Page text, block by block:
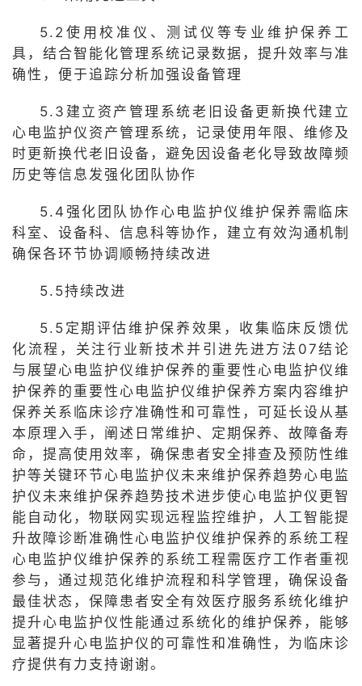
5.2使用校准仪、测试仪等专业维护保养工
具，结合智能化管理系统记录数据，提升效率与准
确性，便于追踪分析加强设备管理
5.3建立资产管理系统老旧设备更新换代建立
心电监护仪资产管理系统，记录使用年限、维修及
时更新换代老旧设备，避免因设备老化导致故障频
历史等信息发强化团队协作
5.4强化团队协作心电监护仪维护保养需临床
科室、设备科、信息科等协作，建立有效沟通机制
确保各环节协调顺畅持续改进
5.5持续改进
5.5定期评估维护保养效果，收集临床反馈优
化流程，关注行业新技术并引进先进方法07结论
与展望心电监护仪维护保养的重要性心电监护仪维
护保养的重要性心电监护仪维护保养方案内容维护
保养关系临床诊疗准确性和可靠性，可延长设从基
本原理入手，阐述日常维护、定期保养、故障备寿
命，提高使用效率，确保患者安全排查及预防性维
护等关键环节心电监护仪未来维护保养趋势心电监
护仪未来维护保养趋势技术进步使心电监护仪更智
能自动化，物联网实现远程监控维护，人工智能提
升故障诊断准确性心电监护仪维护保养的系统工程
心电监护仪维护保养的系统工程需医疗工作者重视
参与，通过规范化维护流程和科学管理，确保设备
最佳状态，保障患者安全有效医疗服务系统化维护
提升心电监护仪性能通过系统化的维护保养，能够
显著提升心电监护仪的可靠性和准确性，为临床诊
疗提供有力支持谢谢。